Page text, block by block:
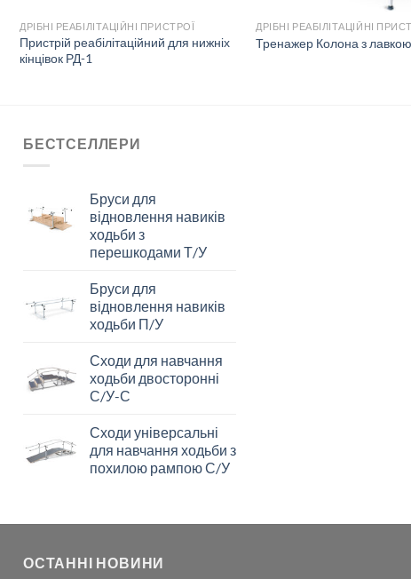
ДРІБНІ РЕАБІЛІТАЦІЙНІ ПРИСТРОЇ
Пристрій реабілітаційний для нижніх
кінцівок РД-1
ДРІБНІ РЕАБІЛІТАЦІЙНІ
Тренажер Колона з
БЕСТСЕЛЛЕРИ
Бруси для
відновлення навиків
ходьби з
перешкодами Т/У
Бруси для
відновлення навиків
ходьби П/У
Сходи для навчання
ходьби двосторонні
С/У-С
Сходи універсальні
для навчання ходьби з
похилою рампою С/У
ОСТАННІ НОВИНИ